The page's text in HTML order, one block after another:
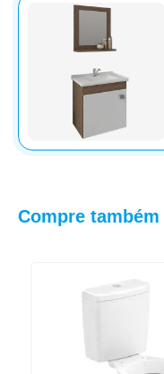
Compre também